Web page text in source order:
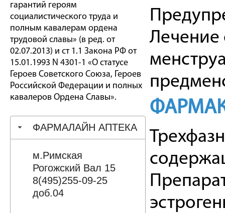
гарантий героям
социалистического труда и
полным кавалерам ордена
трудовой славы» (в ред. от
02.07.2013) и ст 1.1 Закона РФ от
15.01.1993 N 4301-1 «О статусе
Героев Советского Союза, Героев
Российской Федерации и полных
кавалеров Ордена Славы».
ФАРМАЛАЙН АПТЕКА
м.Римская
Рогожский Вал 15
8(495)255-09-25
доб.04
Лечение